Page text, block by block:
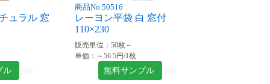
ュラル 窓
ル
商品No.50516
レーヨン平袋 白 窓付
110×230
販売単位：50枚～
単価：～56.5円/1枚
無料サンプル